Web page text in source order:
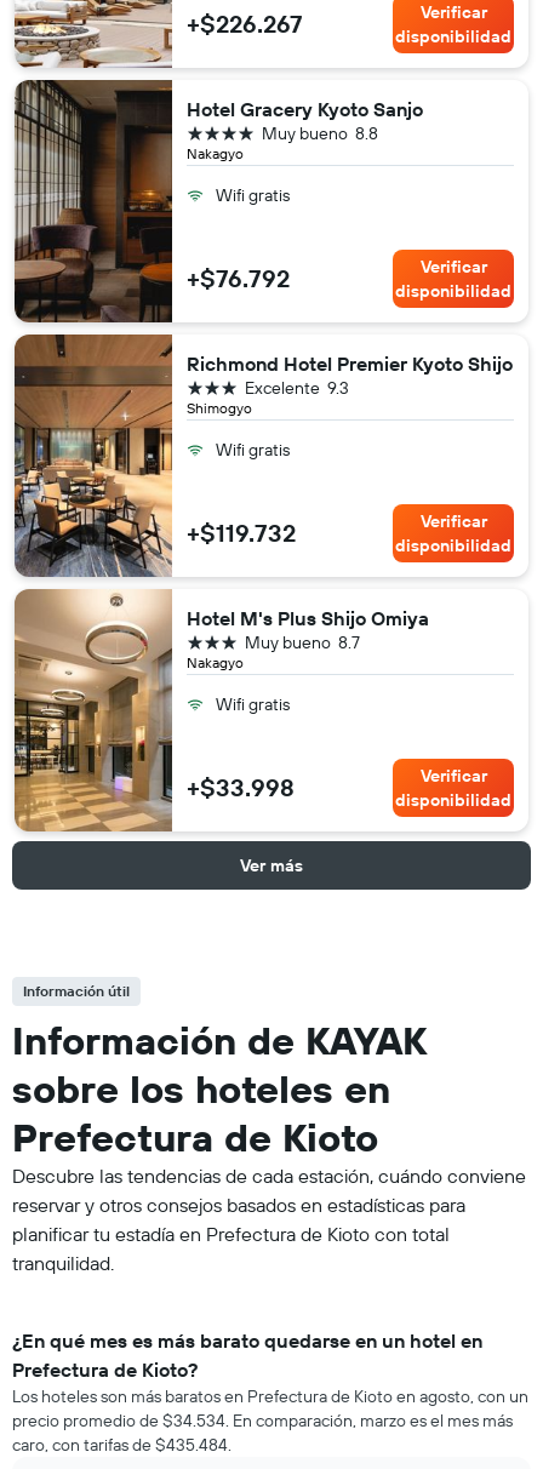
+$226.267
Verificar
disponibilidad
Hotel Gracery Kyoto Sanjo
Nakagyo
8.8
Muy bueno
4 estrellas
Wifi gratis
+$76.792
Verificar
disponibilidad
Richmond Hotel Premier Kyoto Shijo
Shimogyo
9.3
Excelente
3 estrellas
Wifi gratis
+$119.732
Verificar
disponibilidad
Hotel M's Plus Shijo Omiya
Nakagyo
8.7
Muy bueno
3 estrellas
Wifi gratis
+$33.998
Verificar
disponibilidad
Ver más
Información útil
Información de KAYAK
sobre los hoteles en
Prefectura de Kioto
Descubre las tendencias de cada estación, cuándo conviene
reservar y otros consejos basados en estadísticas para
planificar tu estadía en Prefectura de Kioto con total
tranquilidad.
¿En qué mes es más barato quedarse en un hotel en
Prefectura de Kioto?
Los hoteles son más baratos en Prefectura de Kioto en agosto, con un
precio promedio de $34.534. En comparación, marzo es el mes más
caro, con tarifas de $435.484.